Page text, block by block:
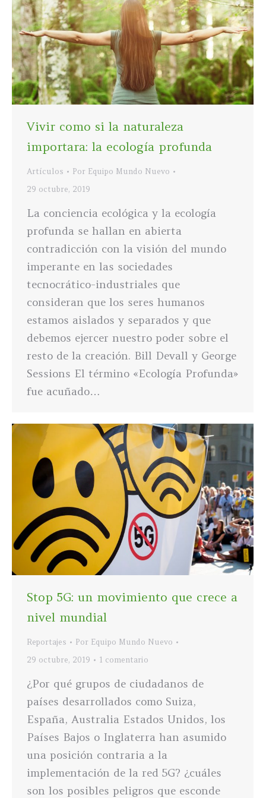
Vivir como si la naturaleza
importara: la ecología profunda
Artículos Por Equipo Mundo Nuevo
29 octubre, 2019
La conciencia ecológica y la ecología
profunda se hallan en abierta
contradicción con la visión del mundo
imperante en las sociedades
tecnocrático-industriales que
consideran que los seres humanos
estamos aislados y separados y que
debemos ejercer nuestro poder sobre el
resto de la creación. Bill Devall y George
Sessions El término «Ecología Profunda»
fue acuñado…
Stop 5G: un movimiento que crece a
nivel mundial
Reportajes Por Equipo Mundo Nuevo
29 octubre, 2019
1 comentario
¿Por qué grupos de ciudadanos de
países desarrollados como Suiza,
España, Australia Estados Unidos, los
Países Bajos o Inglaterra han asumido
una posición contraria a la
implementación de la red 5G? ¿cuáles
son los posibles peligros que esconde